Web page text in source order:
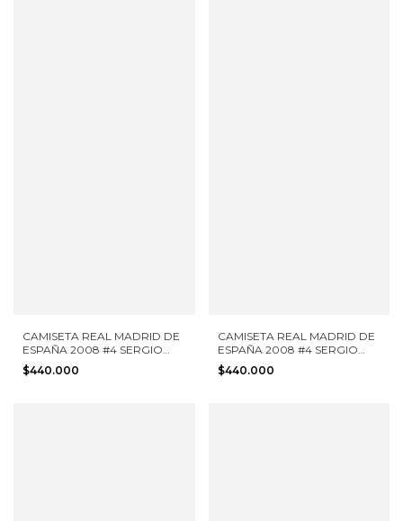
CAMISETA REAL MADRID DE
ESPAÑA 2008 #4 SERGIO
RAMOS ADIDAS TALLA L
NUEVA CON ETIQUETAS
$440.000
CAMISETA REAL MADRID DE
ESPAÑA 2008 #4 SERGIO
RAMOS ADIDAS TALLA L
NUEVA CON ETIQUETAS
$440.000